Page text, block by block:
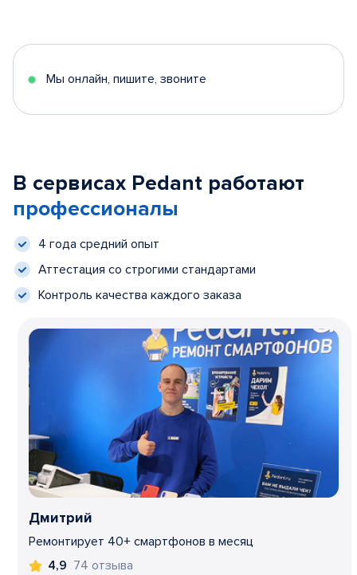
Мы онлайн, пишите, звоните
В сервисах Pedant работают
профессионалы
4 года средний опыт
Аттестация со строгими стандартами
Контроль качества каждого заказа
Дмитрий
Ремонтирует 40+ смартфонов в месяц
4,9 74 отзыва